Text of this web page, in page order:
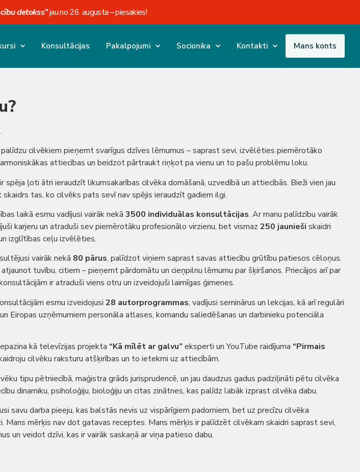
detokss”jau no 26. augusta – piesakies!
Konsultācijas Pakalpojumi Socionika Kontakti Mans konts
.
palīdzu cilvēkiem pieņemt svarīgus dzīves lēmumus – saprast sevi, izvēlēties piemērotāko
attiecības un beidzot pārtraukt riņķot pa vienu un to pašu problēmu loku.
spēja ļoti ātri ieraudzīt likumsakarības cilvēka domāšanā, uzvedībā un attiecībās. Bieži vien jau
tas, ko cilvēks pats sevī nav spējis ieraudzīt gadiem ilgi.
laikā esmu vadījusi vairāk nekā3500 individuālas konsultācijas. Ar manu palīdzību vairāk
karjeru un atraduši sev piemērotāku profesionālo virzienu, bet vismaz250 jaunieši skaidri
izglītības ceļu izvēlēties.
vairāk nekā 80 pārus, palīdzot viņiem saprast savas attiecību grūtību patiesos cēloņus.
tuvību, citiem – pieņemt pārdomātu un cieņpilnu lēmumu par šķiršanos. Priecājos arī par
ir atraduši viens otru un izveidojuši laimīgas ģimenes.
esmu izveidojusi28 autorprogrammas, vadījusi seminārus un lekcijas, kā arī regulāri
Eiropas uzņēmumiem personāla atlases, komandu saliedēšanas un darbinieku potenciāla
kā televīzijas projekta “Kā mīlēt ar galvu” eksperti un YouTube raidījuma “Pirmais
cilvēku raksturu atšķirības un to ietekmi uz attiecībām.
tipu pētniecībā, maģistra grāds jurisprudencē, un jau daudzus gadus padziļināti pētu cilvēka
dinamiku, psiholoģiju, bioloģiju un citas zinātnes, kas palīdz labāk izprast cilvēka dabu.
savu darba pieeju, kas balstās nevis uz vispārīgiem padomiem, bet uz precīzu cilvēka
Mans mērķis nav dot gatavas receptes. Mans mērķis ir palīdzēt cilvēkam skaidri saprast sevi,
un veidot dzīvi, kas ir vairāk saskaņā ar viņa patieso dabu.